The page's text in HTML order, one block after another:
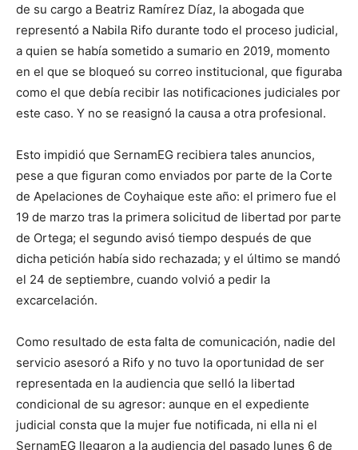
de su cargo a Beatriz Ramírez Díaz, la abogada que
representó a Nabila Rifo durante todo el proceso judicial,
a quien se había sometido a sumario en 2019, momento
en el que se bloqueó su correo institucional, que figuraba
como el que debía recibir las notificaciones judiciales por
este caso. Y no se reasignó la causa a otra profesional.
Esto impidió que SernamEG recibiera tales anuncios,
pese a que figuran como enviados por parte de la Corte
de Apelaciones de Coyhaique este año: el primero fue el
19 de marzo tras la primera solicitud de libertad por parte
de Ortega; el segundo avisó tiempo después de que
dicha petición había sido rechazada; y el último se mandó
el 24 de septiembre, cuando volvió a pedir la
excarcelación.
Como resultado de esta falta de comunicación, nadie del
servicio asesoró a Rifo y no tuvo la oportunidad de ser
representada en la audiencia que selló la libertad
condicional de su agresor: aunque en el expediente
judicial consta que la mujer fue notificada, ni ella ni el
SernamEG llegaron a la audiencia del pasado lunes 6 de